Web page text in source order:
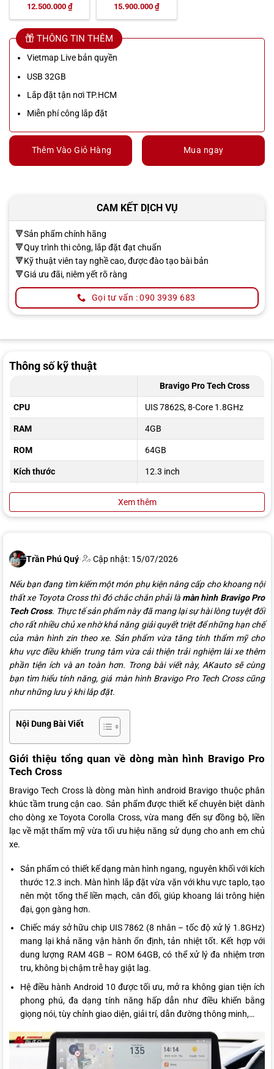
12.500.000 ₫ 15.900.000 ₫
THÔNG TIN THÊM
Vietmap Live bản quyền
USB 32GB
Lắp đặt tận nơi TP.HCM
Miễn phí công lắp đặt
Thêm Vào Giỏ Hàng Mua ngay
CAM KẾT DỊCH VỤ
🔻Sản phẩm chính hãng
🔻Quy trình thi công, lắp đặt đạt chuẩn
🔻Kỹ thuật viên tay nghề cao, được đào tạo bài bản
🔻Giá ưu đãi, niêm yết rõ ràng
Gọi tư vấn : 090 3939 683
Trần Phú Quý· Cập nhật: 15/07/2026
Nếu bạn đang tìm kiếm một món phụ kiện nâng cấp cho khoang nội
thất xe Toyota Cross thì đó chắc chắn phải là màn hình Bravigo Pro
Tech Cross. Thực tế sản phẩm này đã mang lại sự hài lòng tuyệt đối
cho rất nhiều chủ xe nhờ khả năng giải quyết triệt để những hạn chế
của màn hình zin theo xe. Sản phẩm vừa tăng tính thẩm mỹ cho
khu vực điều khiển trung tâm vừa cải thiện trải nghiệm lái xe thêm
phần tiện ích và an toàn hơn. Trong bài viết này, AKauto sẽ cùng
bạn tìm hiểu tính năng, giá màn hình Bravigo Pro Tech Cross cũng
như những lưu ý khi lắp đặt.
Nội Dung Bài Viết
Giới thiệu tổng quan về dòng màn hình Bravigo Pro
Tech Cross
Bravigo Tech Cross là dòng màn hình android Bravigo thuộc phân
khúc tầm trung cận cao. Sản phẩm được thiết kế chuyên biệt dành
cho dòng xe Toyota Corolla Cross, vừa mang đến sự đồng bộ, liền
lạc về mặt thẩm mỹ vừa tối ưu hiệu năng sử dụng cho anh em chủ
xe.
Sản phẩm có thiết kế dạng màn hình ngang, nguyên khối với kích
thước 12.3 inch. Màn hình lắp đặt vừa vặn với khu vực taplo, tạo
nên một tổng thể liền mạch, cân đối, giúp khoang lái trông hiện
đại, gọn gàng hơn.
Chiếc máy sở hữu chip UIS 7862 (8 nhân – tốc độ xử lý 1.8GHz)
mang lại khả năng vận hành ổn định, tản nhiệt tốt. Kết hợp với
dung lượng RAM 4GB – ROM 64GB, có thể xử lý đa nhiệm trơn
tru, không bị chậm trễ hay giật lag.
Hệ điều hành Android 10 được tối ưu, mở ra không gian tiện ích
phong phú, đa dạng tính năng hấp dẫn như điều khiển bằng
giọng nói, tùy chỉnh giao diện, giải trí, dẫn đường thông minh,…
Thông số kỹ thuật
Bravigo Pro Tech Cross
CPU UIS 7862S, 8-Core 1.8GHz
RAM 4GB
ROM 64GB
Kích thước 12.3 inch
Hệ điều hành
Android 10
Xem thêm